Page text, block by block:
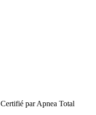
Certifié par Apnea Total